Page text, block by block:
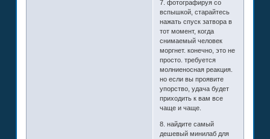
7. фотографируя со
вспышкой, старайтесь
нажать спуск затвора в
тот момент, когда
снимаемый человек
моргнет. конечно, это не
просто. требуется
молниеносная реакция.
но если вы проявите
упорство, удача будет
приходить к вам все
чаще и чаще.
8. найдите самый
дешевый минилаб для